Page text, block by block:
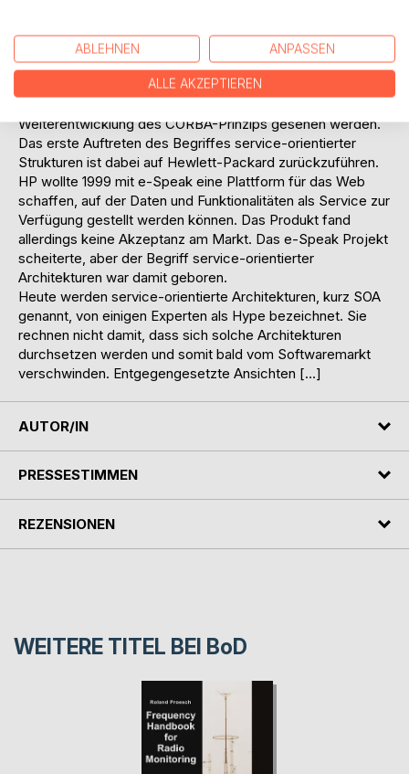
definierten Diensten und Protokollen. Daher ist lediglich der
Begriff des Services relativ neu, die grundlegende
(technische) Idee allerdings nicht. Somit können service-
Weiterentwicklung des CORBA-Prinzips gesehen werden.
Das erste Auftreten des Begriffes service-orientierter
Strukturen ist dabei auf Hewlett-Packard zurückzuführen.
HP wollte 1999 mit e-Speak eine Plattform für das Web
schaffen, auf der Daten und Funktionalitäten als Service zur
Verfügung gestellt werden können. Das Produkt fand
allerdings keine Akzeptanz am Markt. Das e-Speak Projekt
scheiterte, aber der Begriff service-orientierter
Architekturen war damit geboren.
Heute werden service-orientierte Architekturen, kurz SOA
genannt, von einigen Experten als Hype bezeichnet. Sie
rechnen nicht damit, dass sich solche Architekturen
durchsetzen werden und somit bald vom Softwaremarkt
verschwinden. Entgegengesetzte Ansichten […]
AUTOR/IN
PRESSESTIMMEN
REZENSIONEN
WEITERE TITEL BEI BoD
ABLEHNEN ANPASSEN
ALLE AKZEPTIEREN